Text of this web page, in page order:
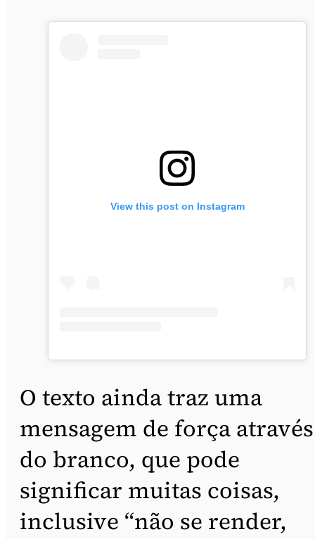
View this post on Instagram
O texto ainda traz uma
mensagem de força através
do branco, que pode
significar muitas coisas,
inclusive “não se render,